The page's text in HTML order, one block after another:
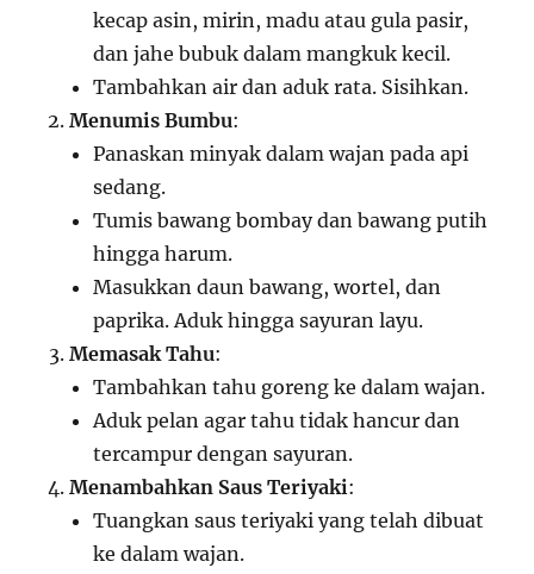
kecap asin, mirin, madu atau gula pasir,
dan jahe bubuk dalam mangkuk kecil.
Tambahkan air dan aduk rata. Sisihkan.
Menumis Bumbu:
Panaskan minyak dalam wajan pada api
sedang.
Tumis bawang bombay dan bawang putih
hingga harum.
Masukkan daun bawang, wortel, dan
paprika. Aduk hingga sayuran layu.
Memasak Tahu:
Tambahkan tahu goreng ke dalam wajan.
Aduk pelan agar tahu tidak hancur dan
tercampur dengan sayuran.
Menambahkan Saus Teriyaki:
Tuangkan saus teriyaki yang telah dibuat
ke dalam wajan.